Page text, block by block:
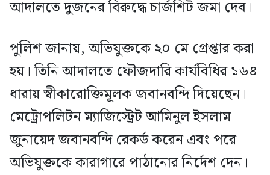
আদালতে দুজনের বিরুদ্ধে চার্জশিট জমা দেব।
পুলিশ জানায়, অভিযুক্তকে ২০ মে গ্রেপ্তার করা
হয়। তিনি আদালতে ফৌজদারি কার্যবিধির ১৬৪
ধারায় স্বীকারোক্তিমূলক জবানবন্দি দিয়েছেন।
মেট্রোপলিটন ম্যাজিস্ট্রেট আমিনুল ইসলাম
জুনায়েদ জবানবন্দি রেকর্ড করেন এবং পরে
অভিযুক্তকে কারাগারে পাঠানোর নির্দেশ দেন।